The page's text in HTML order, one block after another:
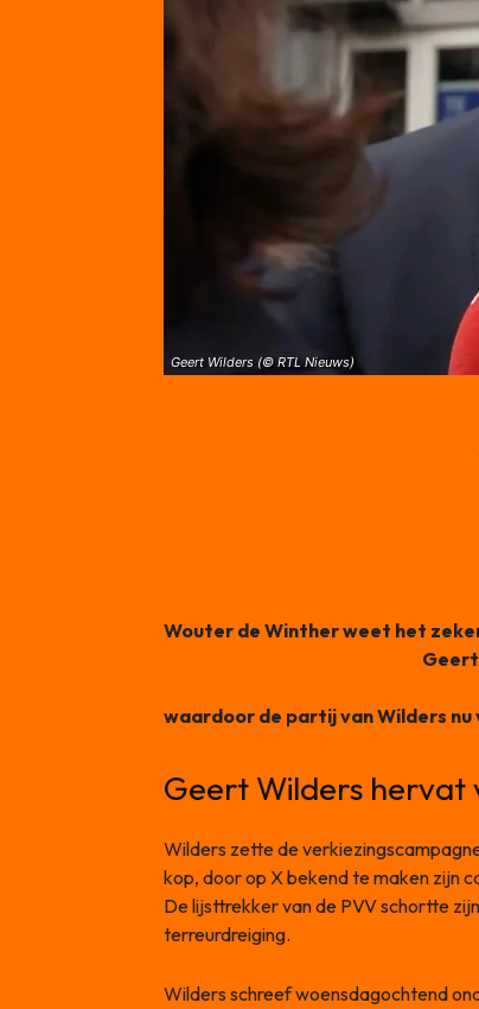
Geert Wilders (© RTL Nieuws)
-
Wouter de Winther weet het
waardoor de partij van Wilders
Geert Wilders hervat
Wilders zette de
kop, door op X bekend te maken zijn
De lijsttrekker van de PVV schortte
terreurdreiging.
Wilders schreef woensdagochtend